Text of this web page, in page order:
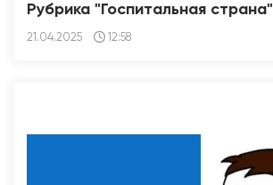
Рубрика "Госпитальная страна"
21.04.2025 12:58